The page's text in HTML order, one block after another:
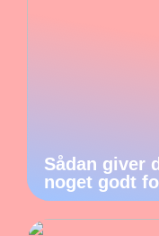
Sådan giver
noget godt